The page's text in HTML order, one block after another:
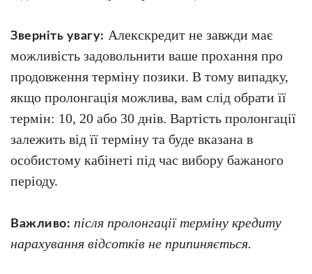
Зверніть увагу: Алекскредит не завжди має
можливість задовольнити ваше прохання про
продовження терміну позики. В тому випадку,
якщо пролонгація можлива, вам слід обрати її
термін: 10, 20 або 30 днів. Вартість пролонгації
залежить від її терміну та буде вказана в
особистому кабінеті під час вибору бажаного
періоду.
Важливо: після пролонгації терміну кредиту
нарахування відсотків не припиняється.